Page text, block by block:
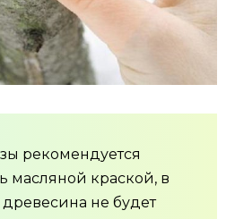
рекомендуется
масляной краской, в
древесина не будет